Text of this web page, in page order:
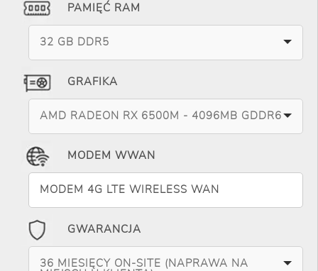
PAMIĘĆ RAM
32 GB DDR5
GRAFIKA
AMD RADEON RX 6500M - 4096MB GDDR6
MODEM WWAN
MODEM 4G LTE WIRELESS WAN
GWARANCJA
36 MIESIĘCY ON-SITE (NAPRAWA NA